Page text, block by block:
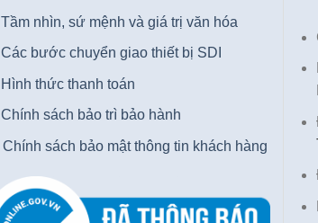
Tầm nhìn, sứ mệnh và giá trị văn hóa
Các bước chuyển giao thiết bị SDI
Hình thức thanh toán
Chính sách bảo trì bảo hành
Chính sách bảo mật thông tin khách hàng